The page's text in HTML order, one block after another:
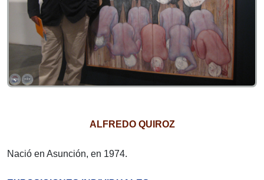
ALFREDO QUIROZ
Nació en Asunción, en 1974.